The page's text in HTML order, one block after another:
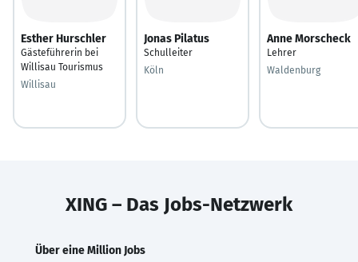
Esther Hurschler
Gästeführerin bei
Willisau Tourismus
Willisau
Jonas Pilatus
Schulleiter
Köln
Anne Morscheck
Lehrer
Waldenburg
XING – Das Jobs-Netzwerk
Über eine Million Jobs